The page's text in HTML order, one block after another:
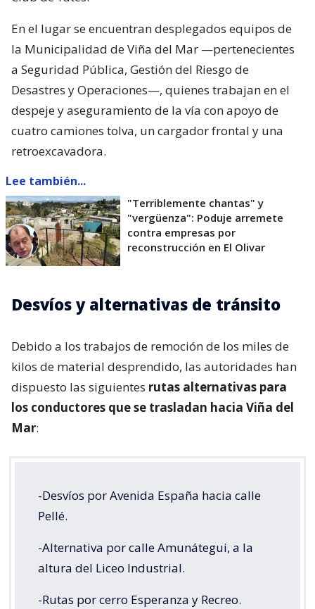
En el lugar se encuentran desplegados equipos de
la Municipalidad de Viña del Mar —pertenecientes
a Seguridad Pública, Gestión del Riesgo de
Desastres y Operaciones—, quienes trabajan en el
despeje y aseguramiento de la vía con apoyo de
cuatro camiones tolva, un cargador frontal y una
retroexcavadora.
Lee también...
"Terriblemente chantas" y
"vergüenza": Poduje arremete
contra empresas por
reconstrucción en El Olivar
Desvíos y alternativas de tránsito
Debido a los trabajos de remoción de los miles de
kilos de material desprendido, las autoridades han
dispuesto las siguientes rutas alternativas para
los conductores que se trasladan hacia Viña del
Mar:
-Desvíos por Avenida España hacia calle
Pellé.
-Alternativa por calle Amunátegui, a la
altura del Liceo Industrial.
-Rutas por cerro Esperanza y Recreo.